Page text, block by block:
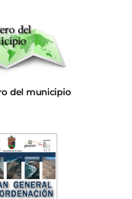
del municipio